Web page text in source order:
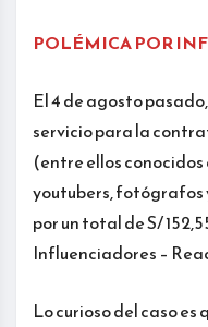
POLÉMICA POR
El 4 de agosto
servicio para la
(entre ellos
youtubers, fotógrafos
por un total de S/
Influenciadores –
Lo curioso del caso es